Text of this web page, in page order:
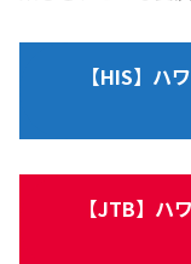
【HIS】ハ
【JTB】ハ